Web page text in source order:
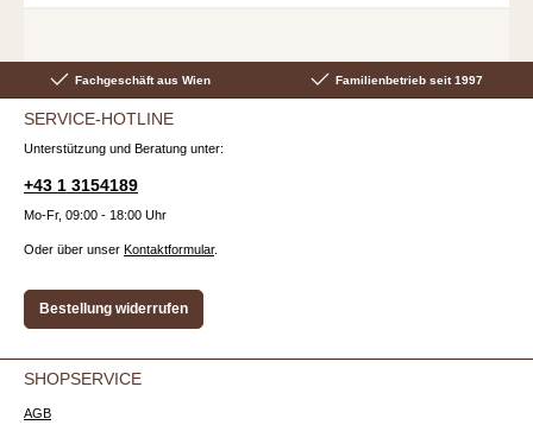
Fachgeschäft aus Wien Familienbetrieb seit 1997
SERVICE-HOTLINE
Unterstützung und Beratung unter:
+43 1 3154189
Mo-Fr, 09:00 - 18:00 Uhr
Oder über unser Kontaktformular.
Bestellung widerrufen
SHOPSERVICE
AGB